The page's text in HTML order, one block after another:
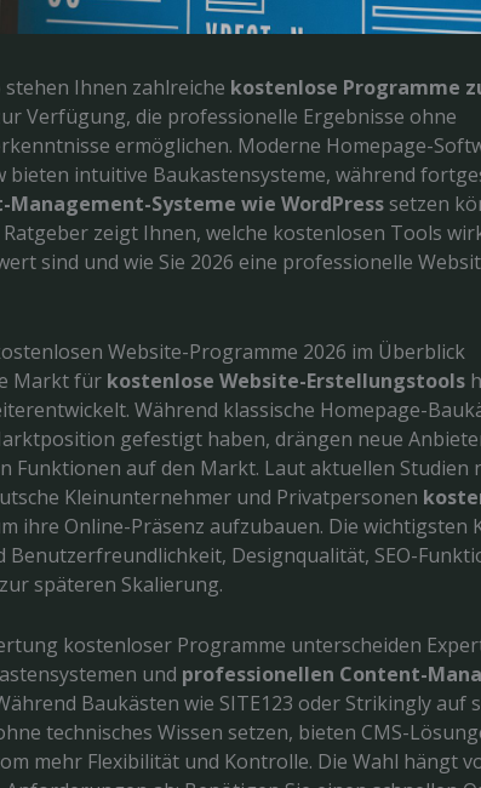
stehen Ihnen zahlreiche kostenlose Programme
Verfügung, die professionelle Ergebnisse ohne
ermöglichen. Moderne Homepage-
bieten intuitive Baukastensysteme, während
Management-Systeme wie WordPress setzen
zeigt Ihnen, welche kostenlosen Tools
sind und wie Sie 2026 eine professionelle
Website-Programme 2026 im Überblick
Markt für kostenlose Website-Erstellungstools
Während klassische Homepage-
gefestigt haben, drängen neue
Funktionen auf den Markt. Laut aktuellen Studien
Kleinunternehmer und Privatpersonen
ihre Online-Präsenz aufzubauen. Die wichtigsten
Benutzerfreundlichkeit, Designqualität, SEO-
späteren Skalierung.
kostenloser Programme unterscheiden
und professionellen Content-
Baukästen wie SITE123 oder Strikingly auf
technisches Wissen setzen, bieten CMS-
mehr Flexibilität und Kontrolle. Die Wahl hängt